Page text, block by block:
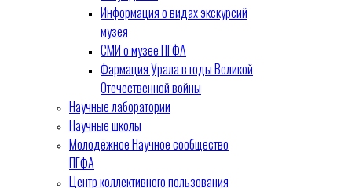
Информация о видах экскурсий
музея
СМИ о музее ПГФА
Фармация Урала в годы Великой
Отечественной войны
Научные лаборатории
Научные школы
Молодёжное Научное сообщество
ПГФА
Центр коллективного пользования